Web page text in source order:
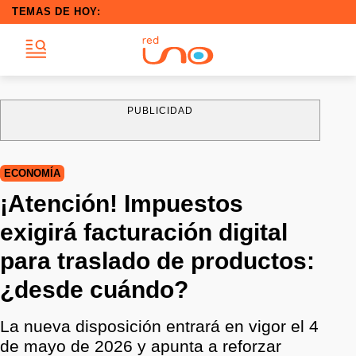
TEMAS DE HOY:
PUBLICIDAD
ECONOMÍA
¡Atención! Impuestos
exigirá facturación digital
para traslado de productos:
¿desde cuándo?
La nueva disposición entrará en vigor el 4
de mayo de 2026 y apunta a reforzar